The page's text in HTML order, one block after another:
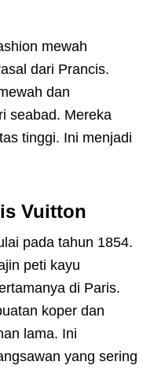
mewah
dari Prancis.
dan
seabad. Mereka
tinggi. Ini menjadi
Vuitton
pada tahun 1854.
peti kayu
di Paris.
koper dan
lama. Ini
yang sering